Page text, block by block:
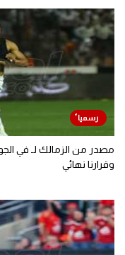
مصدر من الزمالك لـ في
وقرارنا نهائي